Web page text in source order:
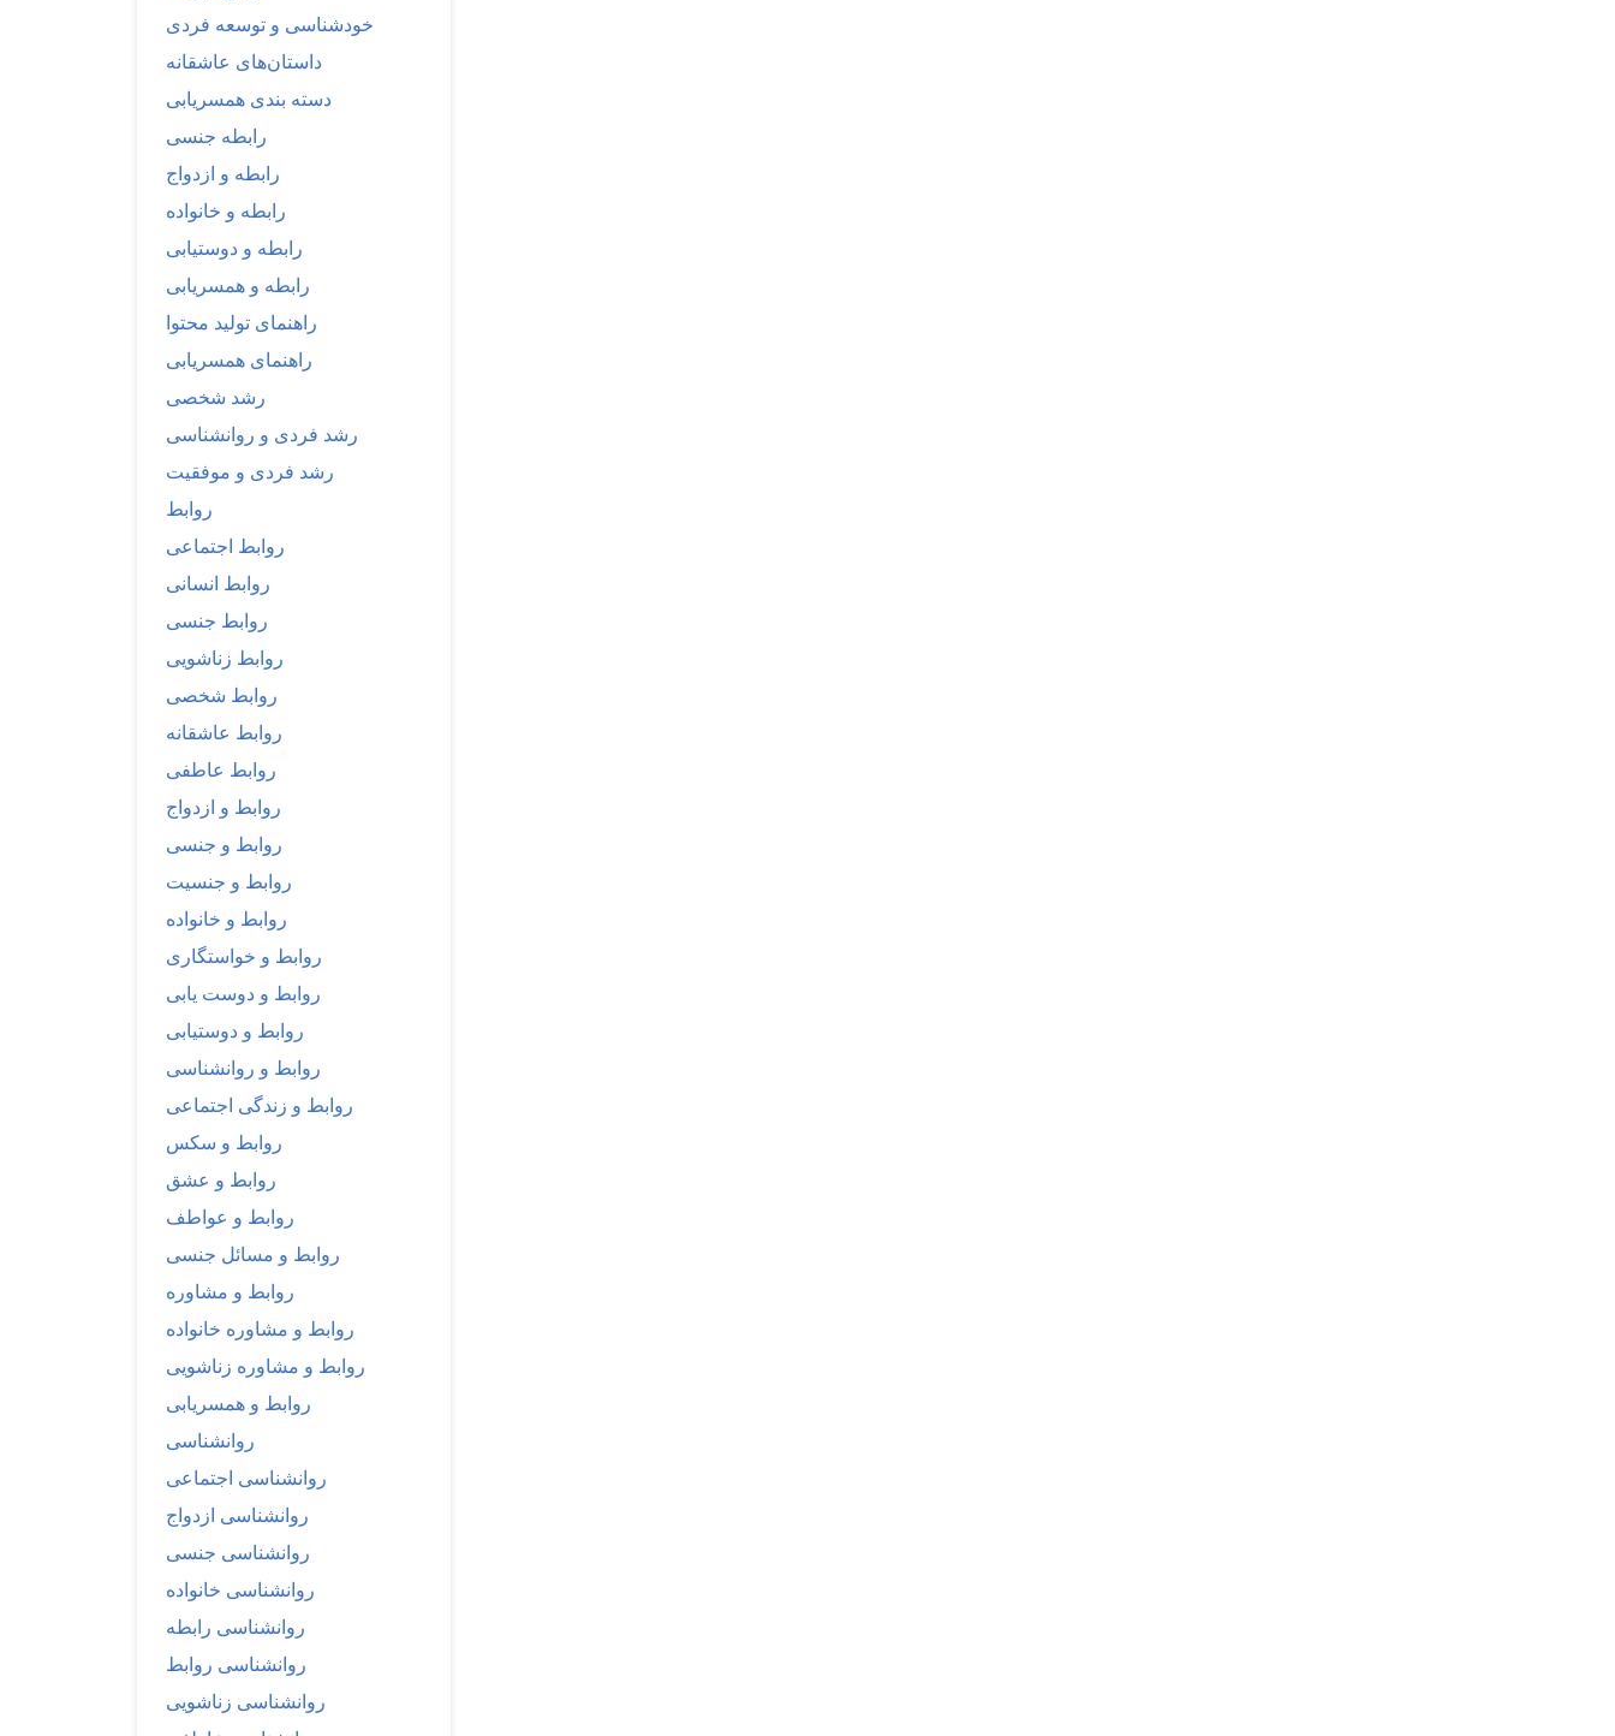
خودشناسی و توسعه فردی
داستان‌های عاشقانه
دسته بندی همسریابی
رابطه جنسی
رابطه و ازدواج
رابطه و خانواده
رابطه و دوستیابی
رابطه و همسریابی
راهنمای تولید محتوا
راهنمای همسریابی
رشد شخصی
رشد فردی و روانشناسی
رشد فردی و موفقیت
روابط
روابط اجتماعی
روابط انسانی
روابط جنسی
روابط زناشویی
روابط شخصی
روابط عاشقانه
روابط عاطفی
روابط و ازدواج
روابط و جنسی
روابط و جنسیت
روابط و خانواده
روابط و خواستگاری
روابط و دوست یابی
روابط و دوستیابی
روابط و روانشناسی
روابط و زندگی اجتماعی
روابط و سکس
روابط و عشق
روابط و عواطف
روابط و مسائل جنسی
روابط و مشاوره
روابط و مشاوره خانواده
روابط و مشاوره زناشویی
روابط و همسریابی
روانشناسی
روانشناسی اجتماعی
روانشناسی ازدواج
روانشناسی جنسی
روانشناسی خانواده
روانشناسی رابطه
روانشناسی روابط
روانشناسی زناشویی